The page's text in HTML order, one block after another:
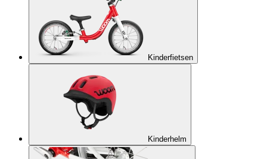
Kinderfietsen
Kinderhelm